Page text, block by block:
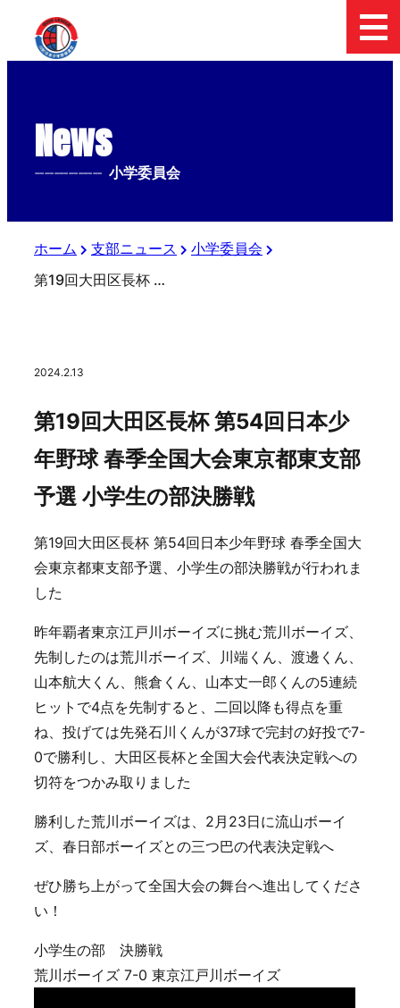
News
-------------- 小学委員会
ホーム 支部ニュース
小学委員会
第19回大田区長杯 第54回日本少年野球 春季全国大会東京都東支部予選 小学生の部決勝戦
2024.2.13
第19回大田区長杯 第54回日本少
年野球 春季全国大会東京都東支部
予選 小学生の部決勝戦
第19回大田区長杯 第54回日本少年野球 春季全国大
会東京都東支部予選、小学生の部決勝戦が行われま
した
昨年覇者東京江戸川ボーイズに挑む荒川ボーイズ、
先制したのは荒川ボーイズ、川端くん、渡邊くん、
山本航大くん、熊倉くん、山本丈一郎くんの5連続
ヒットで4点を先制すると、二回以降も得点を重
ね、投げては先発石川くんが37球で完封の好投で7-
0で勝利し、大田区長杯と全国大会代表決定戦への
切符をつかみ取りました
勝利した荒川ボーイズは、2月23日に流山ボーイ
ズ、春日部ボーイズとの三つ巴の代表決定戦へ
ぜひ勝ち上がって全国大会の舞台へ進出してくださ
い！
小学生の部 決勝戦
荒川ボーイズ 7-0 東京江戸川ボーイズ